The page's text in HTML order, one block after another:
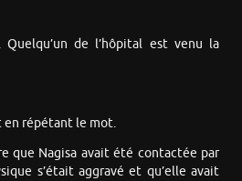
de l’hôpital est venu la
en répétant le mot.
que Nagisa avait été contactée par
s’était aggravé et qu’elle avait